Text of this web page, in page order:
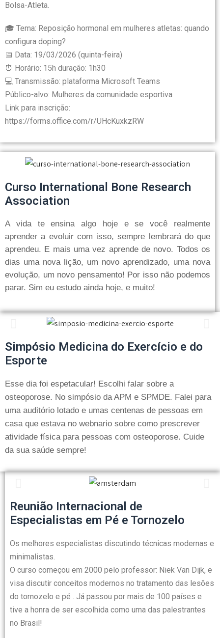
Bolsa-Atleta.
🎓 Tema: Reposição hormonal em mulheres atletas: quando
configura doping?
📅 Data: 19/03/2026 (quinta-feira)
⏰ Horário: 15h duração: 1h30
💻 Transmissão: plataforma Microsoft Teams
Público-alvo: Mulheres da comunidade esportiva
Link para inscrição:
https://forms.office.com/r/UHcKuxkzRW
Curso International Bone Research
Association
A vida te ensina algo hoje e se você realmente
aprender a evoluir com isso, sempre lembrará do que
aprendeu. E mais uma vez aprende de novo. Todos os
dias uma nova lição, um novo aprendizado, uma nova
evolução, um novo pensamento! Por isso não podemos
parar. Sim eu estudo ainda hoje, e muito!
Simpósio Medicina do Exercício e do
Esporte
Esse dia foi espetacular! Escolhi falar sobre a
osteoporose. No simpósio da APM e SPMDE. Falei para
uma auditório lotado e umas centenas de pessoas em
casa que estava no webnario sobre como prescrever
atividade física para pessoas com osteoporose. Cuide
da sua saúde sempre!
Reunião Internacional de
Especialistas em Pé e Tornozelo
Os melhores especialistas discutindo técnicas modernas e
minimalistas.
O curso começou em 2000 pelo professor: Niek Van Dijk, e
visa discutir conceitos modernos no tratamento das lesões
do tornozelo e pé . Já passou por mais de 100 países e
tive a honra de ser escolhida como uma das palestrantes
no Brasil!